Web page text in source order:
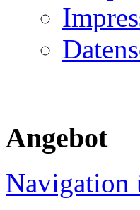
Angebot
Navigation